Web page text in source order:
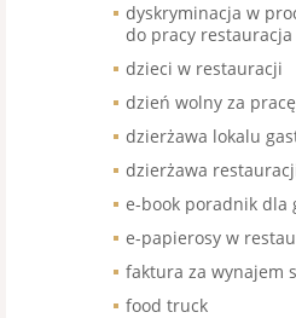
dyskryminacja w
do pracy restauracja
dzieci w restauracji
dzień wolny za
dzierżawa lokalu
dzierżawa
e-book poradnik dla
e-papierosy w
faktura za wynajem
food truck